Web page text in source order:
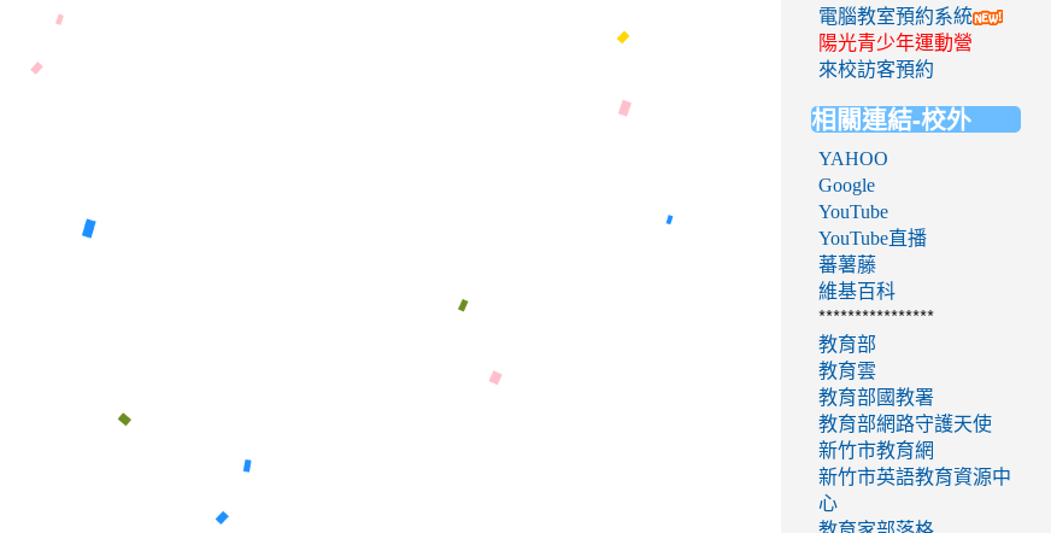
電腦教室預約系統
陽光青少年運動營
來校訪客預約
相關連結-校外
YAHOO
Google
YouTube
YouTube直播
蕃薯藤
維基百科
****************
教育部
教育雲
教育部國教署
教育部網路守護天使
新竹市教育網
新竹市英語教育資源中
心